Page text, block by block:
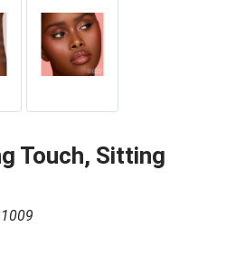
Touch, Sitting